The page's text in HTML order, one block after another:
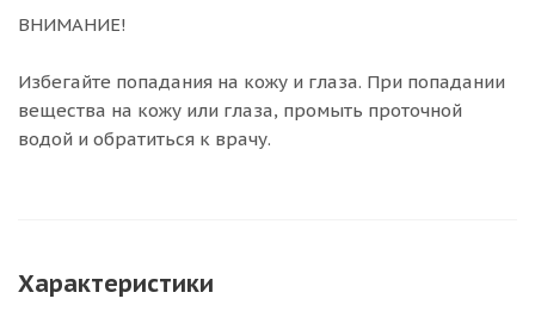
ВНИМАНИЕ!
Избегайте попадания на кожу и глаза. При попадании
вещества на кожу или глаза, промыть проточной
водой и обратиться к врачу.
Характеристики